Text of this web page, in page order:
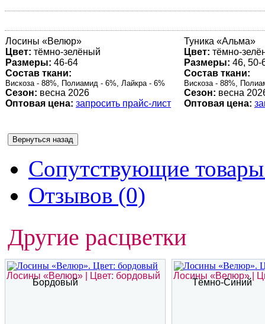
Лосины «Велюр»
Цвет: тёмно-зелёный
Размеры: 46-64
Состав ткани:
Вискоза - 88%, Полиамид - 6%, Лайкра - 6%
Сезон: весна 2026
Оптовая цена: запросить прайс-лист
Туника «Альма»
Цвет: тёмно-
Размеры: 46, 50-
Состав ткани:
Вискоза - 88%,
Сезон: весна
Оптовая цена:
Сопутствующие
Отзывов (0)
Другие расцветки
Лосины «Велюр» | Цвет: бордовый
Бордовый
Лосины «Велюр» |
Тёмно-Синий